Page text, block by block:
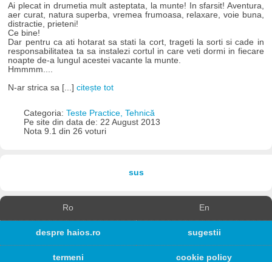
Ai plecat in drumetia mult asteptata, la munte! In sfarsit! Aventura,
aer curat, natura superba, vremea frumoasa, relaxare, voie buna,
distractie, prieteni!
Ce bine!
Dar pentru ca ati hotarat sa stati la cort, trageti la sorti si cade in
responsabilitatea ta sa instalezi cortul in care veti dormi in fiecare
noapte de-a lungul acestei vacante la munte.
Hmmmm....
N-ar strica sa [...]citește tot
Categoria: Teste Practice, Tehnică
Pe site din data de: 22 August 2013
Nota 9.1 din 26 voturi
sus
Ro En
despre haios.ro sugestii
termeni cookie policy